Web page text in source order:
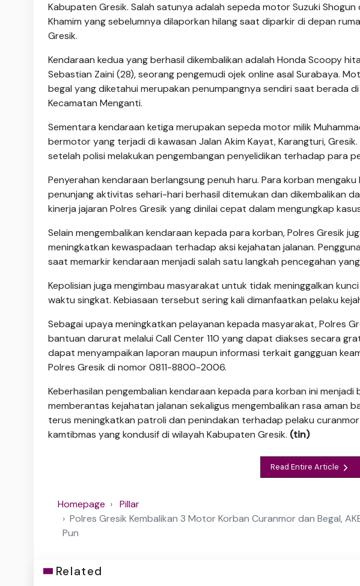
Kabupaten Gresik. Salah satunya adalah sepeda motor Suzuki
Khamim yang sebelumnya dilaporkan hilang saat diparkir di depan
Gresik.
Kendaraan kedua yang berhasil dikembalikan adalah Honda Scoopy
Sebastian Zaini (28), seorang pengemudi ojek online asal Surabaya.
begal yang diketahui merupakan penumpangnya sendiri saat berada
Kecamatan Menganti.
Sementara kendaraan ketiga merupakan sepeda motor milik
bermotor yang terjadi di kawasan Jalan Akim Kayat, Karangturi,
setelah polisi melakukan pengembangan penyelidikan terhadap para
Penyerahan kendaraan berlangsung penuh haru. Para korban
penunjang aktivitas sehari-hari berhasil ditemukan dan dikembalikan
kinerja jajaran Polres Gresik yang dinilai cepat dalam mengungkap
Selain mengembalikan kendaraan kepada para korban, Polres Gresik
meningkatkan kewaspadaan terhadap aksi kejahatan jalanan.
saat memarkir kendaraan menjadi salah satu langkah pencegahan
Kepolisian juga mengimbau masyarakat untuk tidak meninggalkan
waktu singkat. Kebiasaan tersebut sering kali dimanfaatkan pelaku
Sebagai upaya meningkatkan pelayanan kepada masyarakat, Polres
bantuan darurat melalui Call Center 110 yang dapat diakses secara
dapat menyampaikan laporan maupun informasi terkait gangguan
Polres Gresik di nomor 0811-8800-2006.
Keberhasilan pengembalian kendaraan kepada para korban ini menjadi
memberantas kejahatan jalanan sekaligus mengembalikan rasa aman
terus meningkatkan patroli dan penindakan terhadap pelaku
kamtibmas yang kondusif di wilayah Kabupaten Gresik. (tin)
Read Entire Article
Homepage
Pillar
Polres Gresik Kembalikan 3 Motor Korban Curanmor dan Begal,
Pun
Related